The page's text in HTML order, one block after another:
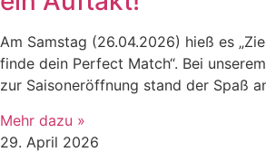
Am Samstag (26.04.2026) hieß es
finde dein Perfect Match“. Bei
zur Saisoneröffnung stand der Spaß
Mehr dazu »
29. April 2026